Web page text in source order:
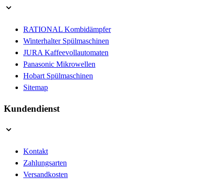
RATIONAL Kombidämpfer
Winterhalter Spülmaschinen
JURA Kaffeevollautomaten
Panasonic Mikrowellen
Hobart Spülmaschinen
Sitemap
Kundendienst
Kontakt
Zahlungsarten
Versandkosten